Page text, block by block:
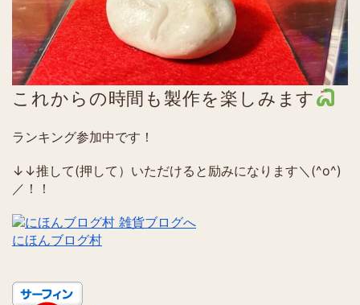
これからの時間も製作を楽しみます
ランキング参加中です！
↓↓推して(押して）いただけると励みになります＼(^o^)
／！！
にほんブログ村